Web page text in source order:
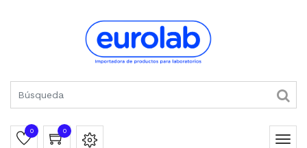
0 0